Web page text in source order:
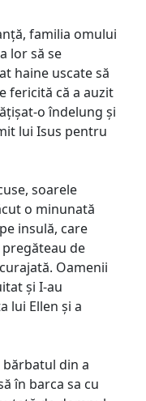
familia omului
lor să se
haine uscate să
fericită că a auzit
o îndelung și
lui Isus pentru
soarele
o minunată
insulă, care
pregăteau de
Oamenii
și I-au
lui Ellen și a
bărbatul din a
în barca sa cu